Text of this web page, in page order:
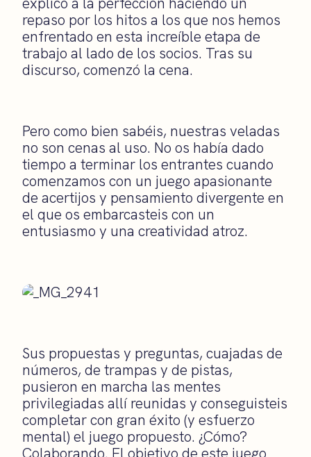
repaso por los hitos a los que nos hemos
enfrentado en esta increíble etapa de
trabajo al lado de los socios. Tras su
discurso, comenzó la cena.
Pero como bien sabéis, nuestras veladas
no son cenas al uso. No os había dado
tiempo a terminar los entrantes cuando
comenzamos con un juego apasionante
de acertijos y pensamiento divergente en
el que os embarcasteis con un
entusiasmo y una creatividad atroz.
Sus propuestas y preguntas, cuajadas de
números, de trampas y de pistas,
pusieron en marcha las mentes
privilegiadas allí reunidas y conseguisteis
completar con gran éxito (y esfuerzo
mental) el juego propuesto. ¿Cómo?
Colaborando. El objetivo de este juego